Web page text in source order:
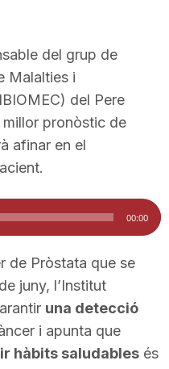
del grup de
Malalties i
del Pere
pronòstic de
afinar en el
00:00
de Pròstata que se
juny, l’Institut
una detecció
i apunta que
hàbits saludables és